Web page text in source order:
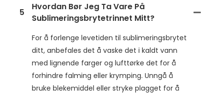
5
Hvordan Bør Jeg Ta Vare På
Sublimeringsbrytetrinnet Mitt?
For å forlenge levetiden til sublimeringsbrytet
ditt, anbefales det å vaske det i kaldt vann
med lignende farger og lufttørke det for å
forhindre falming eller krymping. Unngå å
bruke blekemiddel eller stryke plagget for å